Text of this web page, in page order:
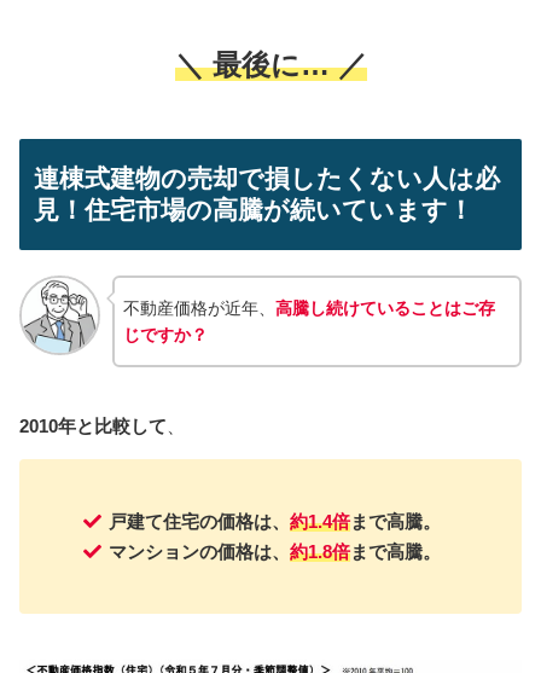
＼ 最後に… ／
連棟式建物の売却で損したくない人は必
見！住宅市場の高騰が続いています！
不動産価格が近年、 高騰し続けていることはご存
じですか？
2010年と比較して、
戸建て住宅の価格は、 約1.4倍まで高騰。
マンションの価格は、 約1.8倍まで高騰。